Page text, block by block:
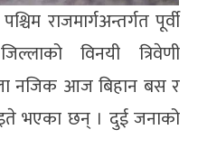
राजमार्गअन्तर्गत पूर्वी
विनयी त्रिवेणी
नजिक आज बिहान बस र
भएका छन् । दुई जनाको